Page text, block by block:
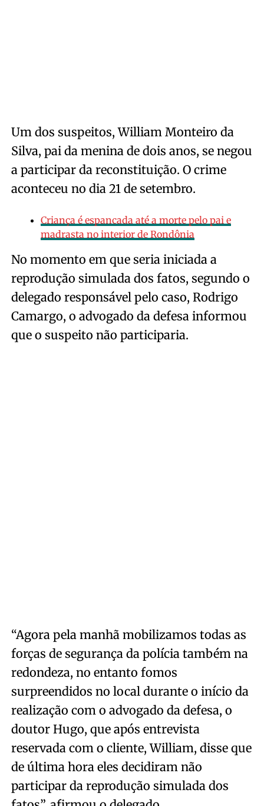
Um dos suspeitos, William Monteiro da
Silva, pai da menina de dois anos, se negou
a participar da reconstituição. O crime
aconteceu no dia 21 de setembro.
Criança é espancada até a morte pelo pai e
madrasta no interior de Rondônia
No momento em que seria iniciada a
reprodução simulada dos fatos, segundo o
delegado responsável pelo caso, Rodrigo
Camargo, o advogado da defesa informou
que o suspeito não participaria.
“Agora pela manhã mobilizamos todas as
forças de segurança da polícia também na
redondeza, no entanto fomos
surpreendidos no local durante o início da
realização com o advogado da defesa, o
doutor Hugo, que após entrevista
reservada com o cliente, William, disse que
de última hora eles decidiram não
participar da reprodução simulada dos